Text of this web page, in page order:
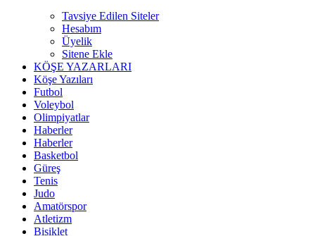
Tavsiye Edilen Siteler
Hesabım
Üyelik
Sitene Ekle
KÖŞE YAZARLARI
Köşe Yazıları
Futbol
Voleybol
Olimpiyatlar
Haberler
Haberler
Basketbol
Güreş
Tenis
Judo
Amatörspor
Atletizm
Bisiklet